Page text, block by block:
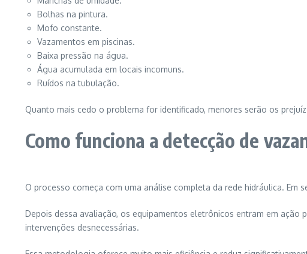
Bolhas na pintura.
Mofo constante.
Vazamentos em piscinas.
Baixa pressão na água.
Água acumulada em locais incomuns.
Ruídos na tubulação.
Quanto mais cedo o problema for identificado, menores serão os
Como funciona a detecção de
O processo começa com uma análise completa da rede hidráulica.
Depois dessa avaliação, os equipamentos eletrônicos entram em
intervenções desnecessárias.